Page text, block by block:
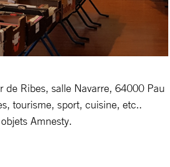
Ribes, salle Navarre, 64000 Pau
tourisme, sport, cuisine, etc..
Amnesty.